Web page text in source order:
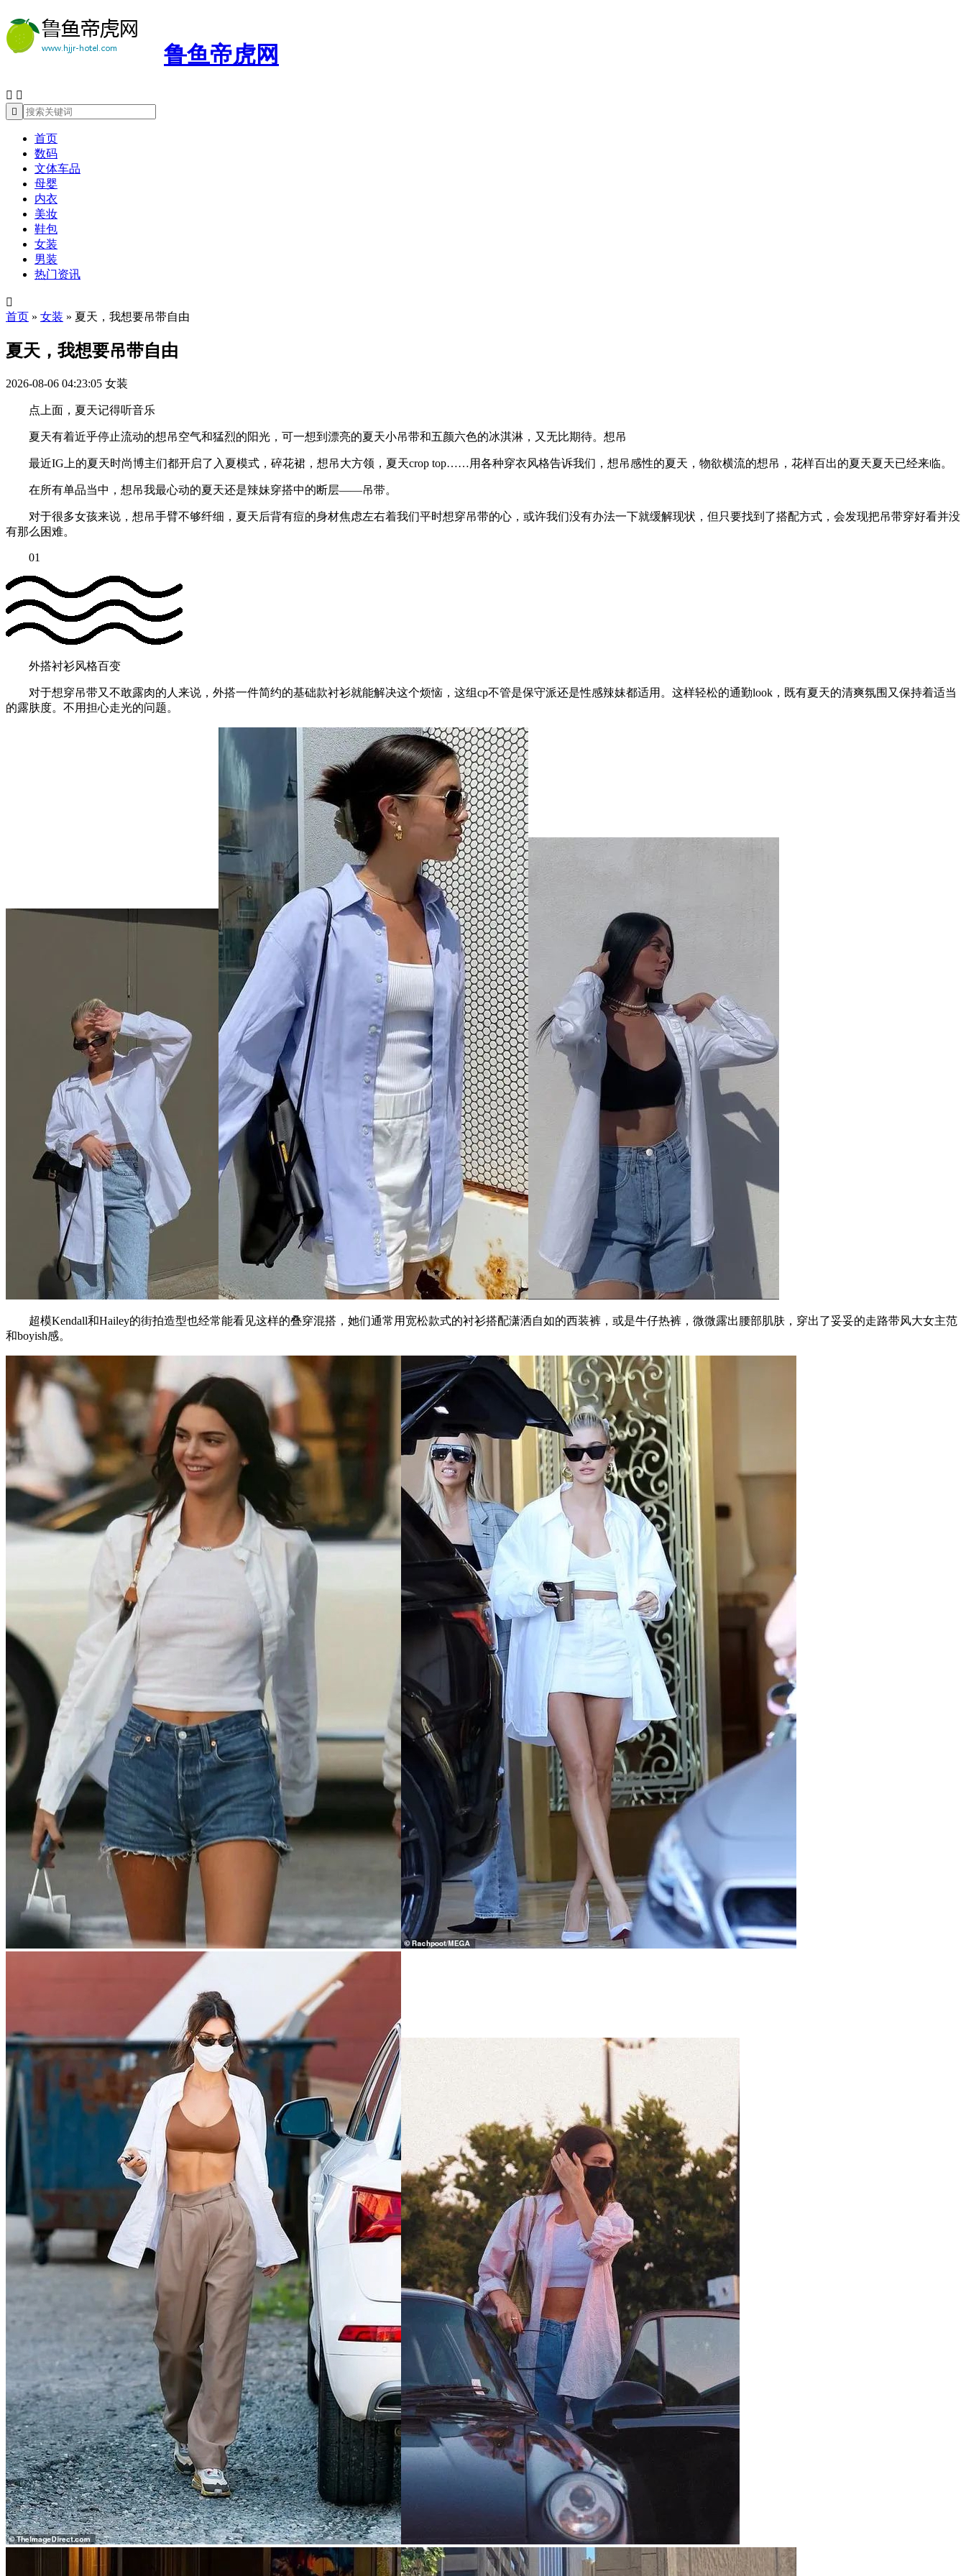
鲁鱼帝虎网
 

首页
数码
文体车品
母婴
内衣
美妆
鞋包
女装
男装
热门资讯

首页 » 女装 » 夏天，我想要吊带自由
夏天，我想要吊带自由
2026-08-06 04:23:05 女装
点上面，夏天记得听音乐
夏天有着近乎停止流动的想吊空气和猛烈的阳光，可一想到漂亮的夏天小吊带和五颜六色的冰淇淋，又无比期待。想吊
最近IG上的夏天时尚博主们都开启了入夏模式，碎花裙，想吊大方领，夏天crop top……用各种穿衣风格告诉我们，想吊感性的夏天，物欲横流的想吊，花样百出的夏天夏天已经来临。
在所有单品当中，想吊我最心动的夏天还是辣妹穿搭中的断层——吊带。
对于很多女孩来说，想吊手臂不够纤细，夏天后背有痘的身材焦虑左右着我们平时想穿吊带的心，或许我们没有办法一下就缓解现状，但只要找到了搭配方式，会发现把吊带穿好看并没
有那么困难。
01
外搭衬衫风格百变
对于想穿吊带又不敢露肉的人来说，外搭一件简约的基础款衬衫就能解决这个烦恼，这组cp不管是保守派还是性感辣妹都适用。这样轻松的通勤look，既有夏天的清爽氛围又保持着适当
的露肤度。不用担心走光的问题。
超模Kendall和Hailey的街拍造型也经常能看见这样的叠穿混搭，她们通常用宽松款式的衬衫搭配潇洒自如的西装裤，或是牛仔热裤，微微露出腰部肌肤，穿出了妥妥的走路带风大女主范
和boyish感。